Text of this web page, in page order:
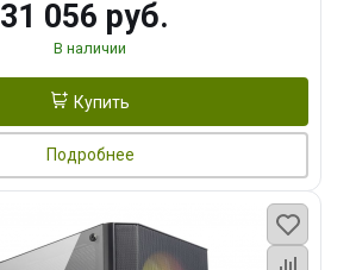
31 056 руб.
В наличии
Купить
Подробнее